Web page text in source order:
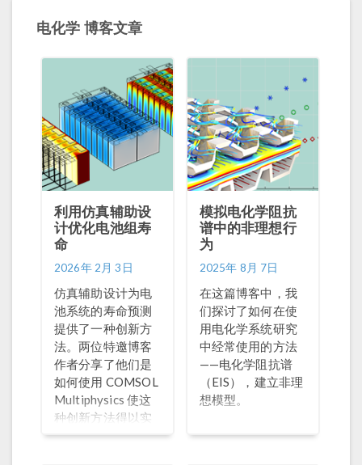
电化学 博客文章
利用仿真辅助设
计优化电池组寿
命
2026年 2月 3日
仿真辅助设计为电
池系统的寿命预测
提供了一种创新方
法。两位特邀博客
作者分享了他们是
如何使用 COMSOL
Multiphysics 使这
种创新方法得以实
现的。
模拟电化学阻抗
谱中的非理想行
为
2025年 8月 7日
在这篇博客中，我
们探讨了如何在使
用电化学系统研究
中经常使用的方法
——电化学阻抗谱
（EIS），建立非理
想模型。